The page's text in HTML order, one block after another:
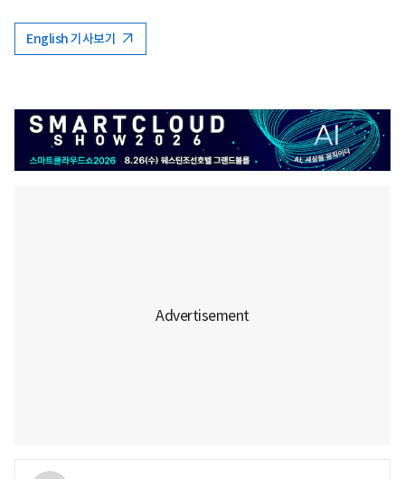
English 기사보기